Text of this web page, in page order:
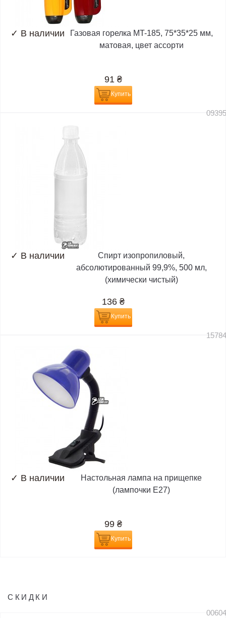
✓ В наличии
Газовая горелка MT-185, 75*35*25 мм,
матовая, цвет ассорти
91 ₴
Купить
✓ В наличии
Спирт изопропиловый,
абсолютированный 99,9%, 500 мл,
(химически чистый)
136 ₴
Купить
✓ В наличии
Настольная лампа на прищепке
(лампочки E27)
99 ₴
Купить
СКИДКИ